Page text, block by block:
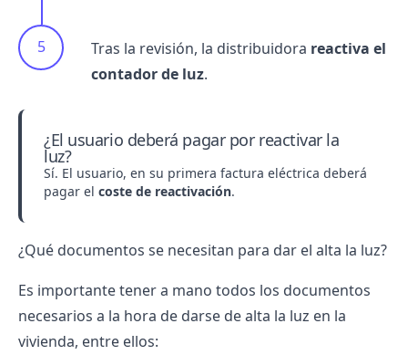
Tras la revisión, la distribuidora reactiva el
contador de luz.
¿El usuario deberá pagar por reactivar la
luz?
Sí. El usuario, en su primera factura eléctrica deberá
pagar el coste de reactivación.
¿Qué documentos se necesitan para dar el alta la luz?
Es importante tener a mano todos los documentos
necesarios a la hora de darse de alta la luz en la
vivienda, entre ellos: